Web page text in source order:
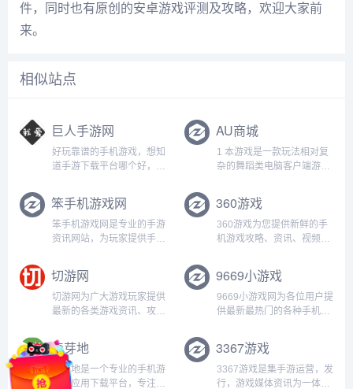
件，同时也有原创的安卓游戏评测及攻略，欢迎大家前
来。
相似站点
巨人手游网
好玩靠谱的手机游戏，想知
道手游下载平台哪个好，好
靠谱的手机应用app，就来
巨人手游网体验吧！...
AU商城
1 本游戏是一款玩法相对复
杂的舞蹈类电脑客户端游
以上的用户.2 本游戏画面色
彩鲜明、配乐明快．没有设
置主体剧情。游戏中有需要
单人或多人进行的游戏模
笨手机游戏网
笨手机游戏网是专业的手游
资讯网站，为玩家提供手机
攻略及评测，为手机游戏玩
家提供最强的攻略资料！...
360游戏
360游戏为您提供新鲜的手
机游戏攻略、资讯、视频、
优质内容，更有海量游戏活
动、礼包福利你来拿！...
切游网
切游网为广大游戏玩家提供
最新的各类游戏资讯、攻
息。不管是手机游戏、网络
游戏还是单机游戏，好玩的
游戏都在切游网...
9669小游戏
9669小游戏网为各位用户提
供最新最热门的各种手机游
色资源，极速下载通道，旨
在提供一个优质下载资源网
站。...
麦芽地
麦芽地是一个专业的手机游
戏和应用下载平台，专注于
3367游戏
3367游戏是集手游运营，发
行，游戏媒体资讯为一体的